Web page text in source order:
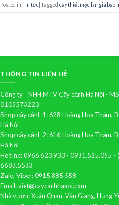
Posted in Tin tức Tagged cây thiết mộc lan giá bao
THÔNG TIN LIÊN HỆ
Công ty TNHH MTV Cây cảnh Hà Nội -
0105573223
Shop cây cảnh 1: 628 Hoàng Hoa Thám,
Hà Nội
Shop cây cảnh 2: 616 Hoàng Hoa Thám,
Hà Nội
Hotline: 0966.623.933 - 0981.525.055 -
6683.5533
Zalo, Viber: 0915.885.558
Email: viet@caycanhhanoi.com
Nhà vườn: Xuân Quan, Văn Giang, Hưng